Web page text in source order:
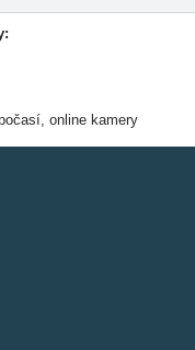
online kamery